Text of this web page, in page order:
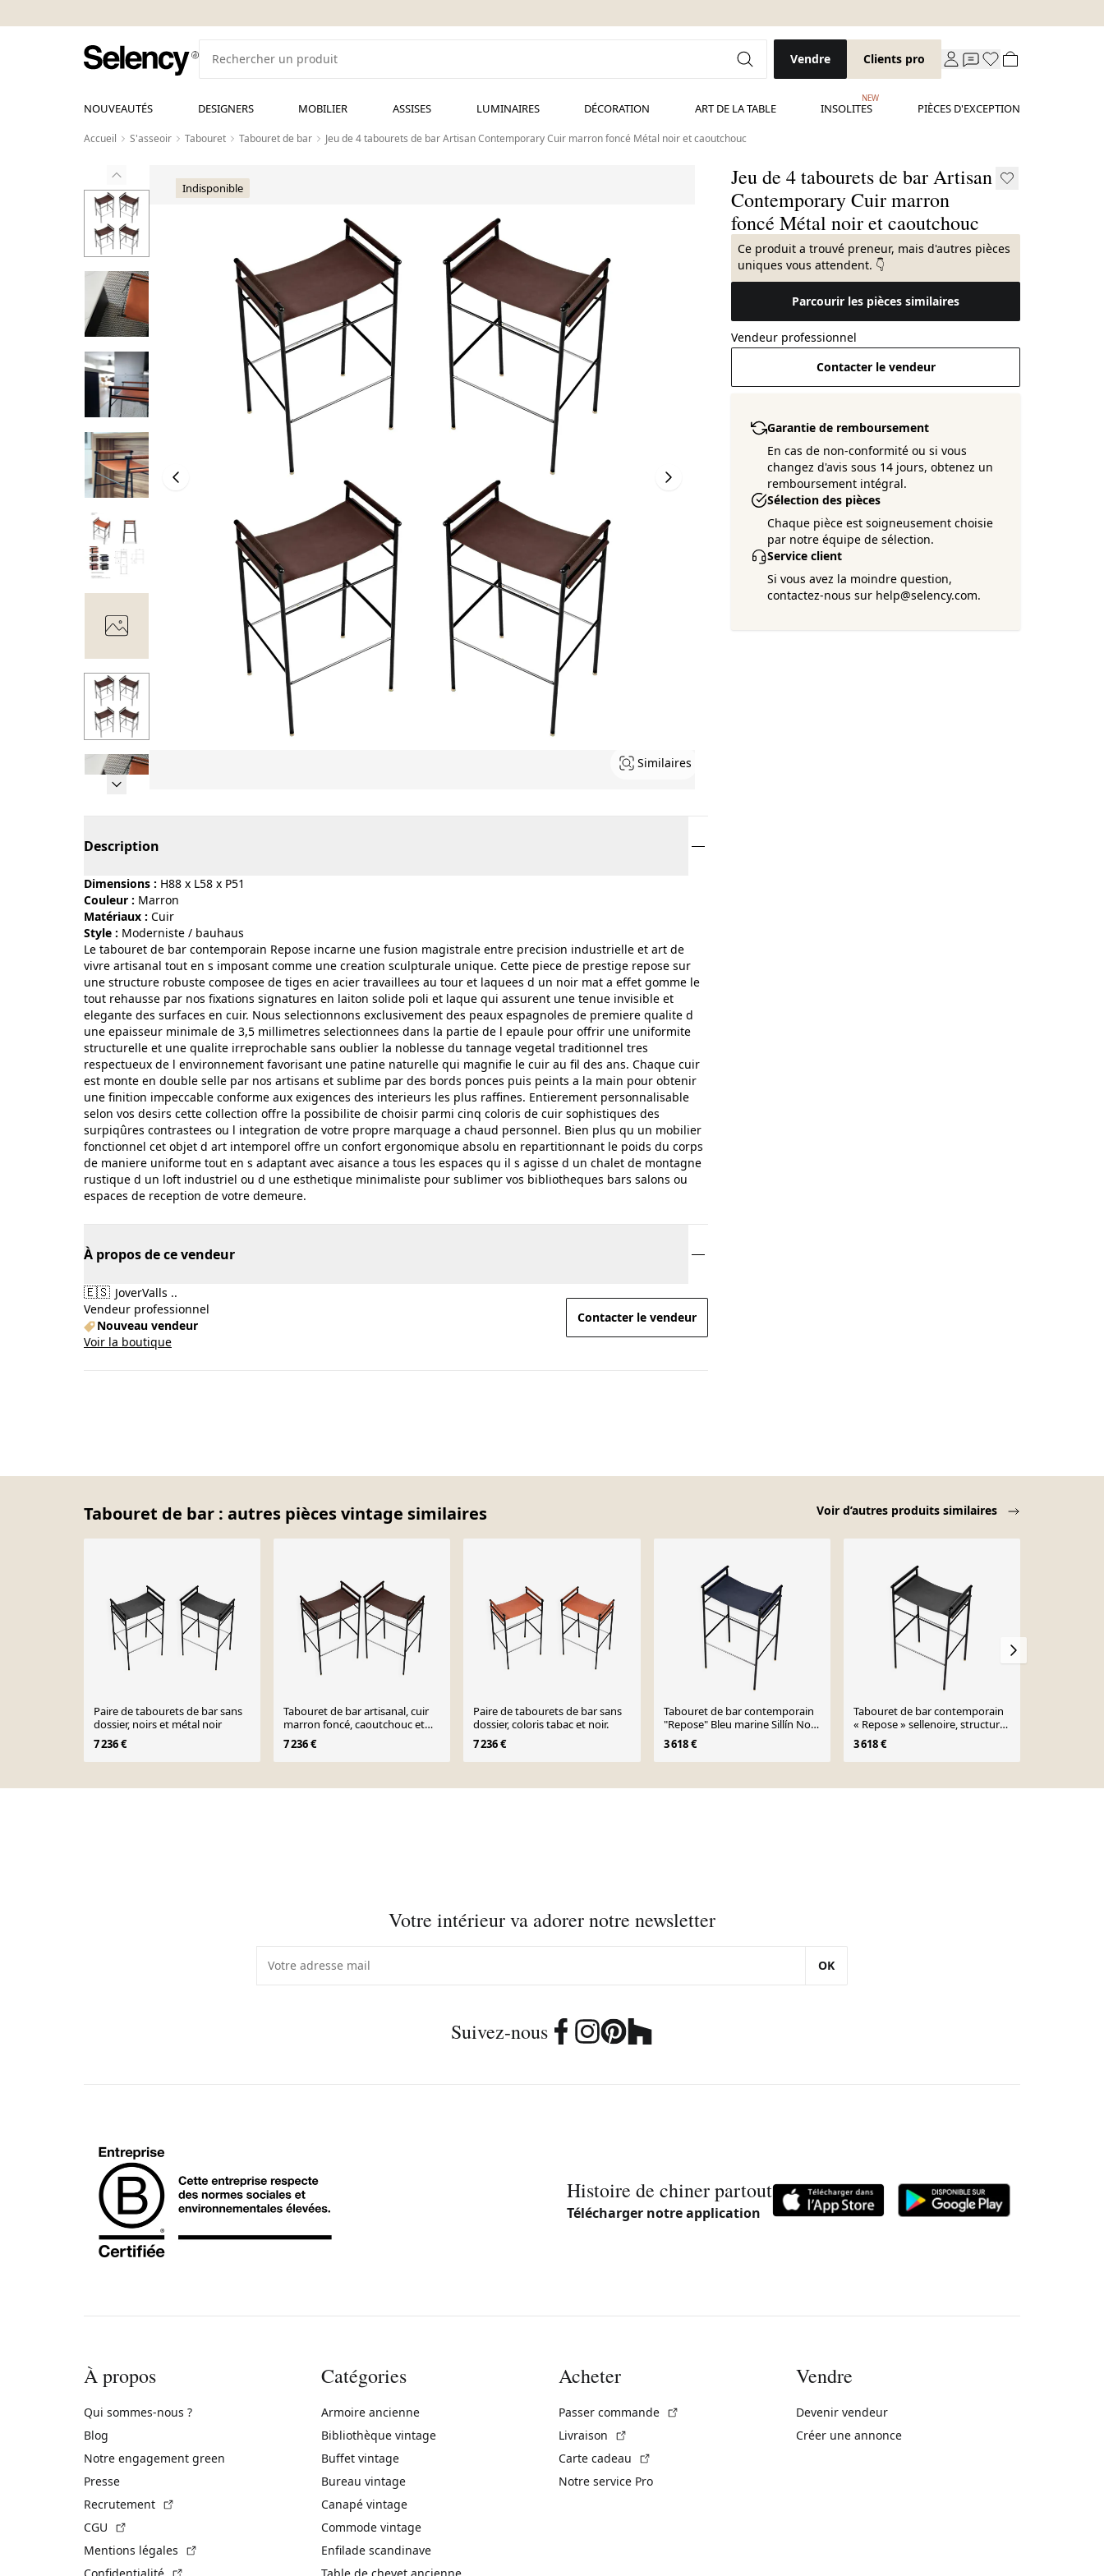
Vendre Clients pro
NOUVEAUTÉS DESIGNERS MOBILIER ASSISES LUMINAIRES DÉCORATION ART DE LA TABLE INSOLITES
NEW
PIÈCES D'EXCEPTION
Accueil S'asseoir Tabouret Tabouret de bar Jeu de 4 tabourets de bar Artisan Contemporary Cuir marron foncé Métal noir et caoutchouc
Indisponible
Similaires
Jeu de 4 tabourets de bar Artisan
Contemporary Cuir marron
foncé Métal noir et caoutchouc
Ce produit a trouvé preneur, mais d'autres pièces
uniques vous attendent. 👇
Parcourir les pièces similaires
Vendeur professionnel
Contacter le vendeur
Garantie de remboursement
En cas de non-conformité ou si vous
changez d'avis sous 14 jours, obtenez un
remboursement intégral.
Sélection des pièces
Chaque pièce est soigneusement choisie
par notre équipe de sélection.
Service client
Si vous avez la moindre question,
contactez-nous sur help@selency.com.
Description
Dimensions : H88 x L58 x P51
Couleur :
marron
Matériaux :
cuir
Style :
moderniste / bauhaus
Le tabouret de bar contemporain Repose incarne une fusion magistrale entre precision industrielle et art de
vivre artisanal tout en s imposant comme une creation sculpturale unique. Cette piece de prestige repose sur
une structure robuste composee de tiges en acier travaillees au tour et laquees d un noir mat a effet gomme le
tout rehausse par nos fixations signatures en laiton solide poli et laque qui assurent une tenue invisible et
elegante des surfaces en cuir. Nous selectionnons exclusivement des peaux espagnoles de premiere qualite d
une epaisseur minimale de 3,5 millimetres selectionnees dans la partie de l epaule pour offrir une uniformite
structurelle et une qualite irreprochable sans oublier la noblesse du tannage vegetal traditionnel tres
respectueux de l environnement favorisant une patine naturelle qui magnifie le cuir au fil des ans. Chaque cuir
est monte en double selle par nos artisans et sublime par des bords ponces puis peints a la main pour obtenir
une finition impeccable conforme aux exigences des interieurs les plus raffines. Entierement personnalisable
selon vos desirs cette collection offre la possibilite de choisir parmi cinq coloris de cuir sophistiques des
surpiqûres contrastees ou l integration de votre propre marquage a chaud personnel. Bien plus qu un mobilier
fonctionnel cet objet d art intemporel offre un confort ergonomique absolu en repartitionnant le poids du corps
de maniere uniforme tout en s adaptant avec aisance a tous les espaces qu il s agisse d un chalet de montagne
rustique d un loft industriel ou d une esthetique minimaliste pour sublimer vos bibliotheques bars salons ou
espaces de reception de votre demeure.
À propos de ce vendeur
🇪🇸 JoverValls ..
Vendeur professionnel
Nouveau vendeur
Voir la boutique
Contacter le vendeur
Tabouret de bar : autres pièces vintage similaires Voir d’autres produits similaires
Paire de tabourets de bar sans
dossier, noirs et métal noir
7 236 €
Tabouret de bar artisanal, cuir
marron foncé, caoutchouc et
métal
7 236 €
Paire de tabourets de bar sans
dossier, coloris tabac et noir.
7 236 €
Tabouret de bar contemporain
"Repose" Bleu marine Sillín Noir
Structure engomée
3 618 €
Tabouret de bar contemporain
« Repose » sellenoire, structure
en caoutchoir
3 618 €
Votre intérieur va adorer notre newsletter
OK
Suivez-nous
Histoire de chiner partout
Télécharger notre application
À propos
Qui sommes-nous ?
Blog
Notre engagement green
Presse
Recrutement
CGU
Mentions légales
Confidentialité
Catégories
Armoire ancienne
Bibliothèque vintage
Buffet vintage
Bureau vintage
Canapé vintage
Commode vintage
Enfilade scandinave
Table de chevet ancienne
Acheter
Passer commande
Livraison
Carte cadeau
Notre service Pro
Vendre
Devenir vendeur
Créer une annonce